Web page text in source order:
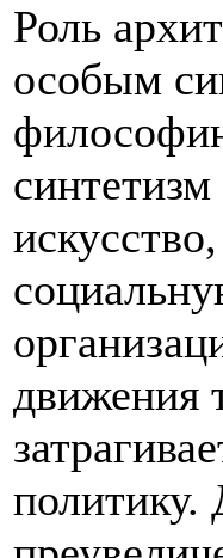
Роль
особым
движения
политику.